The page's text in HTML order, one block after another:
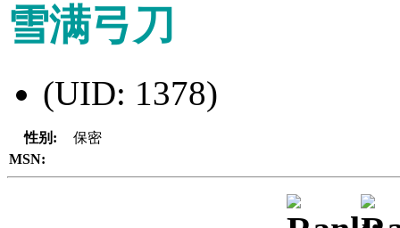
雪满弓刀
(UID: 1378)
性别:
保密
MSN: